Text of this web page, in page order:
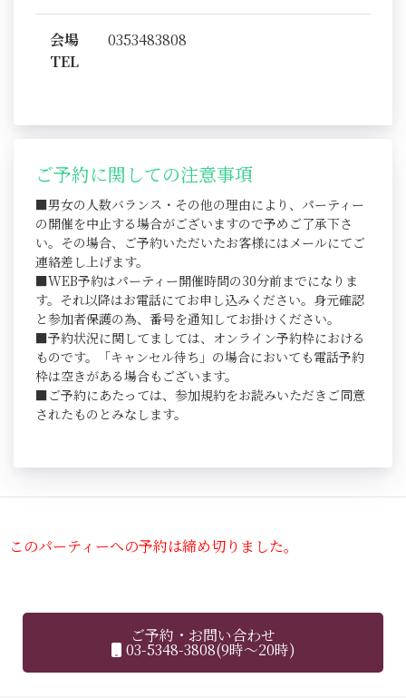
会場
TEL
0353483808
ご予約に関しての注意事項
■男女の人数バランス・その他の理由により、パーティー
の開催を中止する場合がございますので予めご了承下さ
い。その場合、ご予約いただいたお客様にはメールにてご
連絡差し上げます。
■WEB予約はパーティー開催時間の30分前までになりま
す。それ以降はお電話にてお申し込みください。身元確認
と参加者保護の為、番号を通知してお掛けください。
■予約状況に関してましては、オンライン予約枠における
ものです。「キャンセル待ち」の場合においても電話予約
枠は空きがある場合もございます。
■ご予約にあたっては、参加規約をお読みいただきご同意
されたものとみなします。
このパーティーへの予約は締め切りました。
ご予約・お問い合わせ
03-5348-3808(9時～20時)